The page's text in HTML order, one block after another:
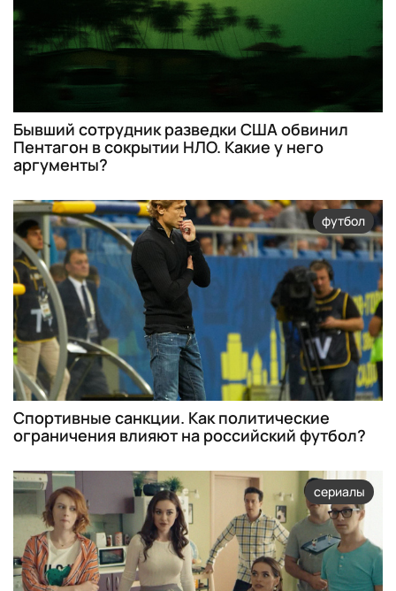
Бывший сотрудник разведки США обвинил
Пентагон в сокрытии НЛО. Какие у него
аргументы?
футбол
Спортивные санкции. Как политические
ограничения влияют на российский футбол?
сериалы